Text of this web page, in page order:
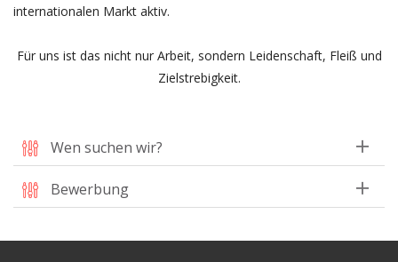
internationalen Markt aktiv.
Für uns ist das nicht nur Arbeit, sondern Leidenschaft, Fleiß und
Zielstrebigkeit.
Wen suchen wir?
Bewerbung